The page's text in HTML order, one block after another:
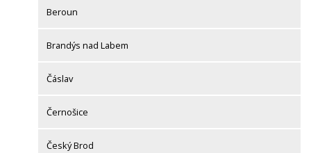
Beroun
Brandýs nad Labem
Čáslav
Černošice
Český Brod